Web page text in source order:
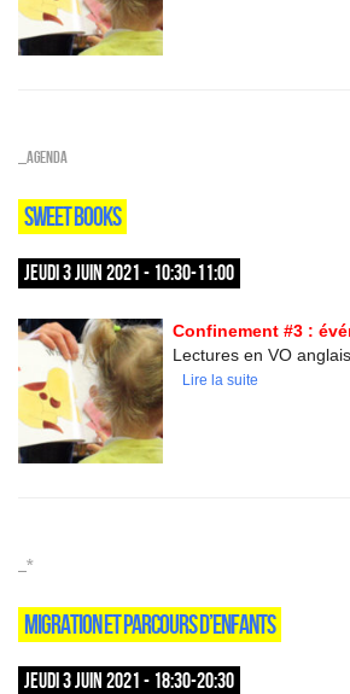
_Agenda
SWEET BOOKS
JEUDI 3 JUIN 2021 - 10:30-11:00
Confinement #3 :
Lectures en VO
Lire la suite
_*
MIGRATION ET PARCOURS D’ENFANTS
JEUDI 3 JUIN 2021 - 18:30-20:30